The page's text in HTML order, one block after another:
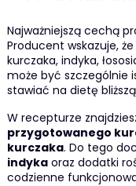
Najważniejszą cechą
Producent wskazuje, że
kurczaka, indyka,
może być szczególnie
stawiać na dietę
W recepturze
przygotowanego
kurczaka. Do tego
indykaoraz dodatki
codzienne